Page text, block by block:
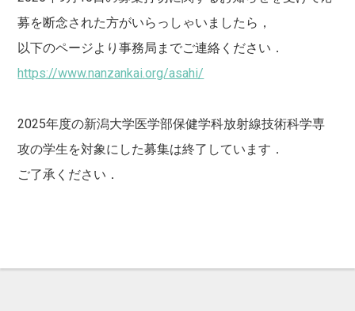
募を断念された方がいらっしゃいましたら，
以下のページより事務局までご連絡ください．
https://www.nanzankai.org/asahi/
2025年度の新潟大学医学部保健学科放射線技術科学専
攻の学生を対象にした募集は終了しています．
ご了承ください．